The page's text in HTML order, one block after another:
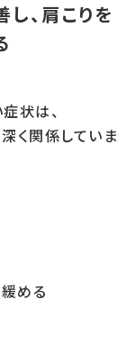
、肩こりを
状は、
く関係していま
める